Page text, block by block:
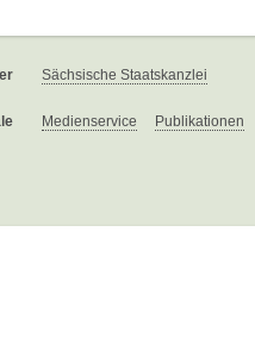
Sächsische Staatskanzlei
Medienservice Publikationen